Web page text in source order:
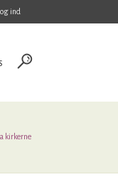
ind
kirkerne